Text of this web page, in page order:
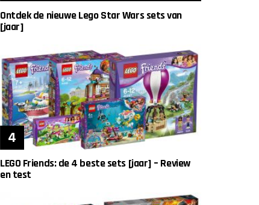
Ontdek de nieuwe Lego Star Wars sets van
[jaar]
LEGO Friends: de 4 beste sets [jaar] – Review
en test